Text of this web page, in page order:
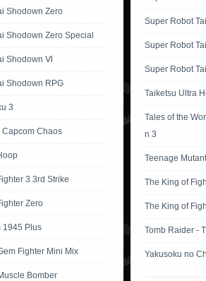
Shodown Zero
Shodown Zero Special
Shodown Ⅵ
Shodown RPG
3
Capcom Chaos
3 3rd Strike
Zero
1945 Plus
Fighter Mini Mix
Bomber
Super Robot
Super Robot
Super Robot
Taiketsu Ultra
Tales of the
n 3
Teenage
The King of
The King of
Tomb Raider -
Yakusoku no